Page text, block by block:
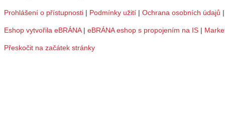
Prohlášení o přístupnosti | Podmínky užití | Ochrana osobních údajů
Eshop vytvořila eBRÁNA| eBRÁNA eshop s propojením na IS |
Přeskočit na začátek stránky